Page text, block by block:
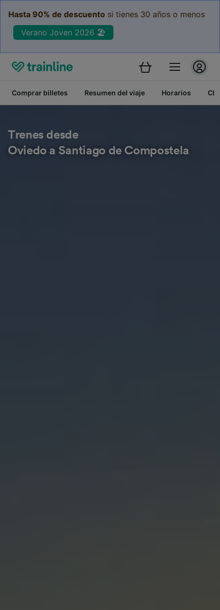
Hasta 90% de descuento si tienes 30 años o menos
Verano Joven 2026 🏖️
Comprar billetes Resumen del viaje Horarios
Trenes desde
Oviedo a Santiago de Compostela